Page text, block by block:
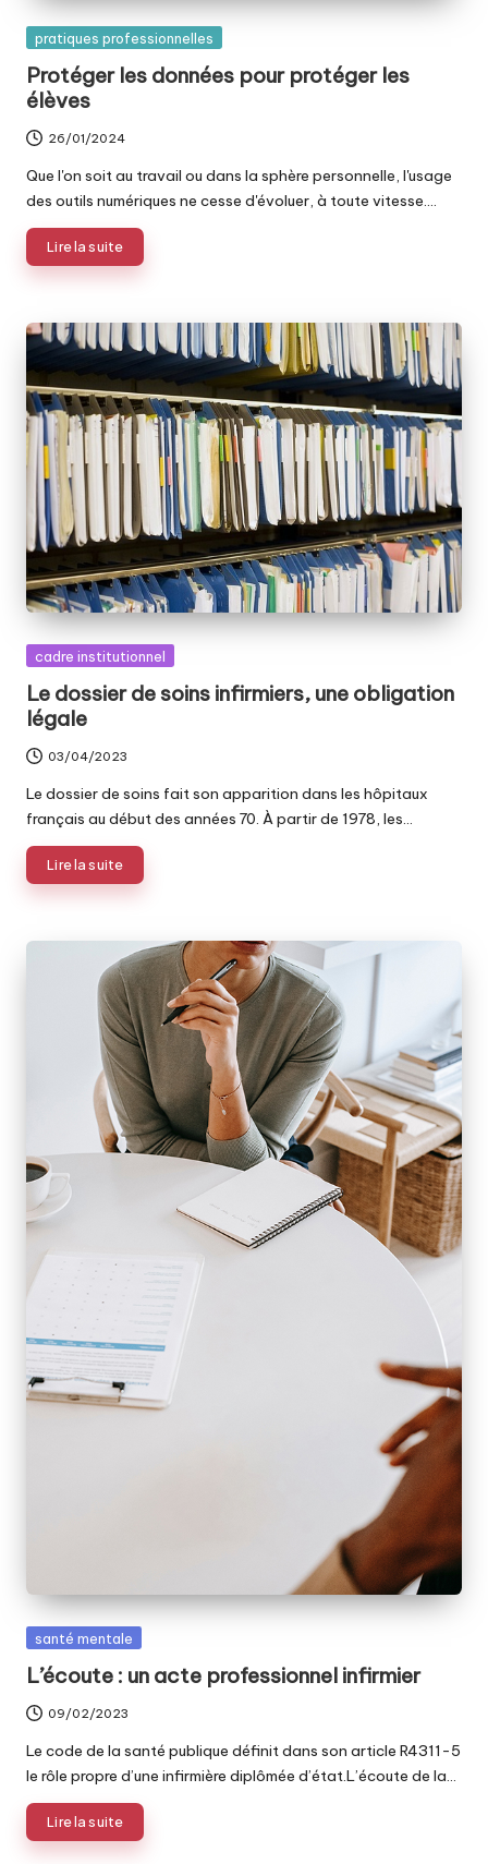
Posted
pratiques professionnelles
Protéger les données pour protéger les
élèves
26/01/2024
Que l'on soit au travail ou dans la sphère personnelle, l'usage
des outils numériques ne cesse d'évoluer, à toute vitesse.…
Lire la suite
Posted
cadre institutionnel
Le dossier de soins infirmiers, une obligation
légale
03/04/2023
Le dossier de soins fait son apparition dans les hôpitaux
français au début des années 70. À partir de 1978, les…
Lire la suite
Posted
santé mentale
L’écoute : un acte professionnel infirmier
09/02/2023
Le code de la santé publique définit dans son article R4311-5
le rôle propre d’une infirmière diplômée d’état.L’écoute de la…
Lire la suite